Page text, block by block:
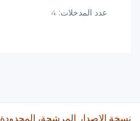
عدد المدخلات:
نسخة الإصدار المرشحة، المحدودة v0.9